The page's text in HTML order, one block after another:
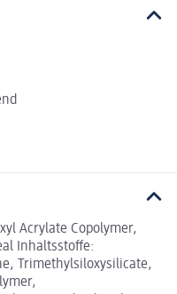
Acrylate Copolymer,
Inhaltsstoffe:
Trimethylsiloxysilicate,